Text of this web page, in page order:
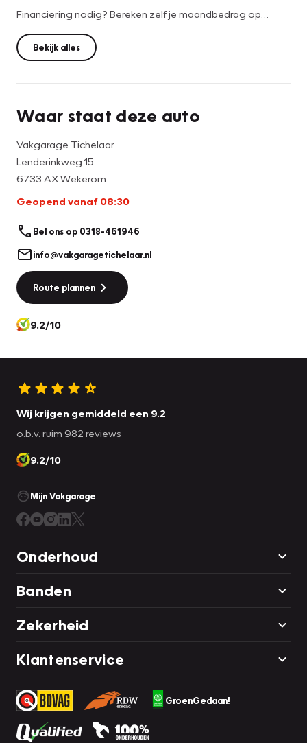
Financiering nodig? Bereken zelf je maandbedrag op
https://www.vakgaragetichelaar.nl/diensten/financiering.
De prijs is op basis van meeneemprijs. De auto heeft enige
een nieuwe APK en onderhoudsbeurt tegen meerprijs.
Bekijk alles
Waar staat deze auto
Vakgarage Tichelaar
Lenderinkweg 15
6733 AX Wekerom
Geopend vanaf 08:30
Bel ons op 0318-461946
info@vakgaragetichelaar.nl
Route plannen
9.2/10
Wij krijgen gemiddeld een 9.2
o.b.v. ruim 982 reviews
9.2/10
Mijn Vakgarage
Onderhoud
Banden
Zekerheid
Klantenservice
GroenGedaan!